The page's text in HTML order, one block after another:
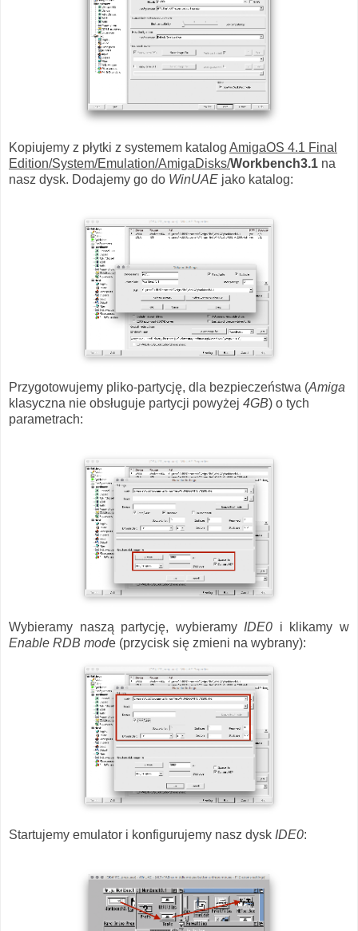
Kopiujemy z płytki z systemem katalog AmigaOS 4.1 Final
Edition/System/Emulation/AmigaDisks/Workbench3.1 na
nasz dysk. Dodajemy go do WinUAE jako katalog:
Przygotowujemy pliko-partycję, dla bezpieczeństwa (Amiga
klasyczna nie obsługuje partycji powyżej 4GB) o tych
parametrach:
Wybieramy naszą partycję, wybieramy IDE0 i klikamy w
Enable RDB mode (przycisk się zmieni na wybrany):
Startujemy emulator i konfigurujemy nasz dysk IDE0: